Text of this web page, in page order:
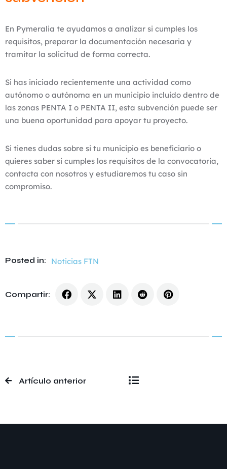
En Pymeralia te ayudamos a analizar si cumples los
requisitos, preparar la documentación necesaria y
tramitar la solicitud de forma correcta.
Si has iniciado recientemente una actividad como
autónomo o autónoma en un municipio incluido dentro de
las zonas PENTA I o PENTA II, esta subvención puede ser
una buena oportunidad para apoyar tu proyecto.
Si tienes dudas sobre si tu municipio es beneficiario o
quieres saber si cumples los requisitos de la convocatoria,
contacta con nosotros y estudiaremos tu caso sin
compromiso.
Posted in: Noticias FTN
Compartir:
Artículo anterior